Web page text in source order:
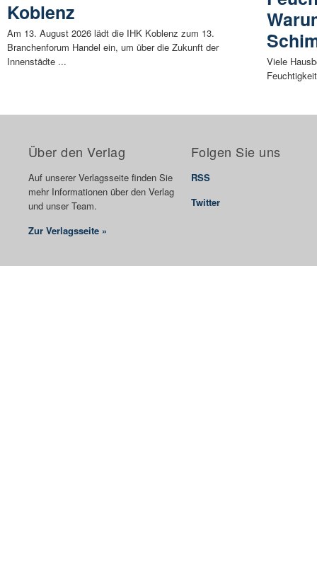
Koblenz
Am 13. August 2026 lädt die IHK Koblenz zum 13.
Branchenforum Handel ein, um über die Zukunft der
Innenstädte ...
Viele
Über den Verlag
Auf unserer Verlagsseite finden Sie
mehr Informationen über den Verlag
und unser Team.
Zur Verlagsseite »
Folgen Sie uns
RSS
Twitter